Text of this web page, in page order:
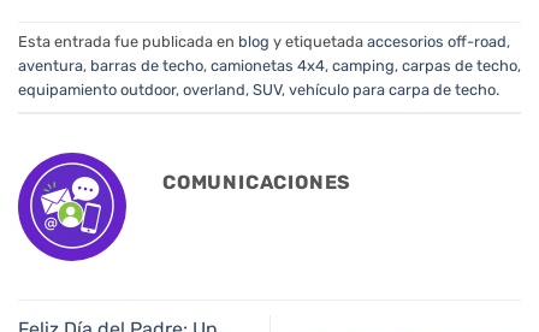
Esta entrada fue publicada en blog y etiquetada accesorios off-road,
aventura, barras de techo, camionetas 4x4, camping, carpas de techo,
equipamiento outdoor, overland, SUV, vehículo para carpa de techo.
COMUNICACIONES